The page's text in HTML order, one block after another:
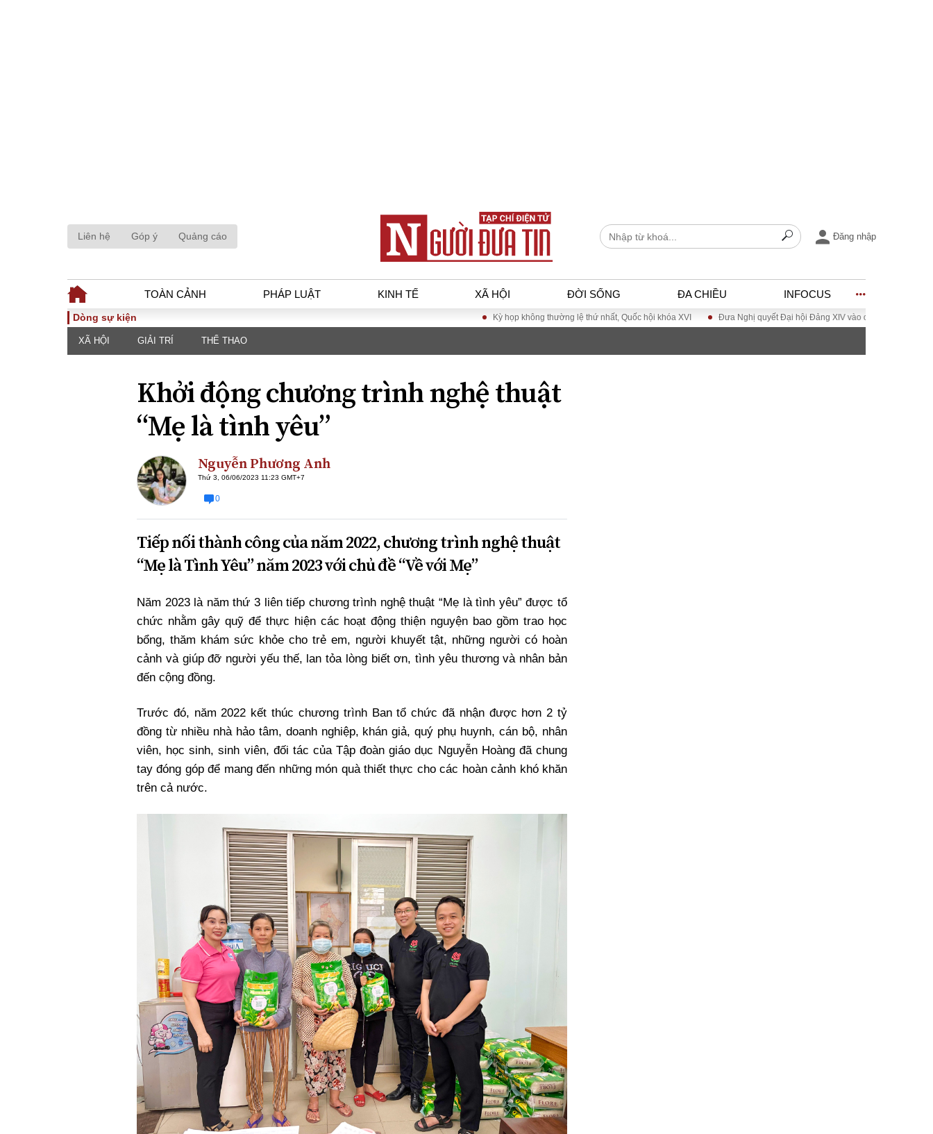
Liên hệ Góp ý Quảng cáo Đăng nhập
TOÀN CẢNH PHÁP LUẬT KINH TẾ XÃ HỘI ĐỜI SỐNG ĐA CHIỀU INFOCUS
TOÀN CẢNH
Chính sách
Đối thoại
luật
Góc nhìn luật gia
Hồ sơ điều tra
Tiếng nói công dân
An ninh - Hình sự
Tài chính - Ngân
hàng
Công nghệ
Bạn đọc viết
Dòng sự kiện Kỳ họp không thường lệ thứ nhất, Quốc hội khóa XVI Đưa Nghị quyết Đại hội Đảng XIV vào cuộc sống
XÃ HỘI GIẢI TRÍ THỂ THAO
Khởi động chương trình nghệ thuật
“Mẹ là tình yêu”
Nguyễn Phương Anh
Thứ 3, 06/06/2023 11:23 GMT+7
0
Tiếp nối thành công của năm 2022, chương trình nghệ thuật
“Mẹ là Tình Yêu” năm 2023 với chủ đề “Về với Mẹ”
Năm 2023 là năm thứ 3 liên tiếp chương trình nghệ thuật “Mẹ là tình yêu” được tổ
chức nhằm gây quỹ để thực hiện các hoạt động thiện nguyện bao gồm trao học
bổng, thăm khám sức khỏe cho trẻ em, người khuyết tật, những người có hoàn
cảnh và giúp đỡ người yếu thế, lan tỏa lòng biết ơn, tình yêu thương và nhân bản
đến cộng đồng.
Trước đó, năm 2022 kết thúc chương trình Ban tổ chức đã nhận được hơn 2 tỷ
đồng từ nhiều nhà hảo tâm, doanh nghiệp, khán giả, quý phụ huynh, cán bộ, nhân
viên, học sinh, sinh viên, đối tác của Tập đoàn giáo dục Nguyễn Hoàng đã chung
tay đóng góp để mang đến những món quà thiết thực cho các hoàn cảnh khó khăn
trên cả nước.